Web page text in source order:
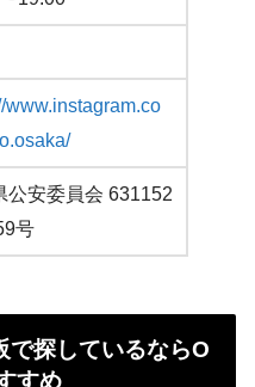
www.instagram.co
公安委員会 631152
号
で探しているならO
すめ